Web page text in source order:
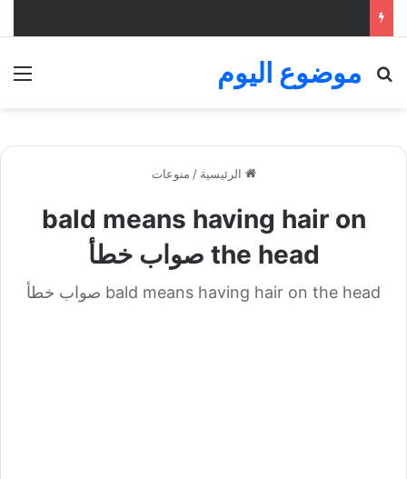
موضوع اليوم
بحث عن
الرئيسية / منوعات
bald means having hair on
the head صواب خطأ
bald means having hair on the head صواب خطأ